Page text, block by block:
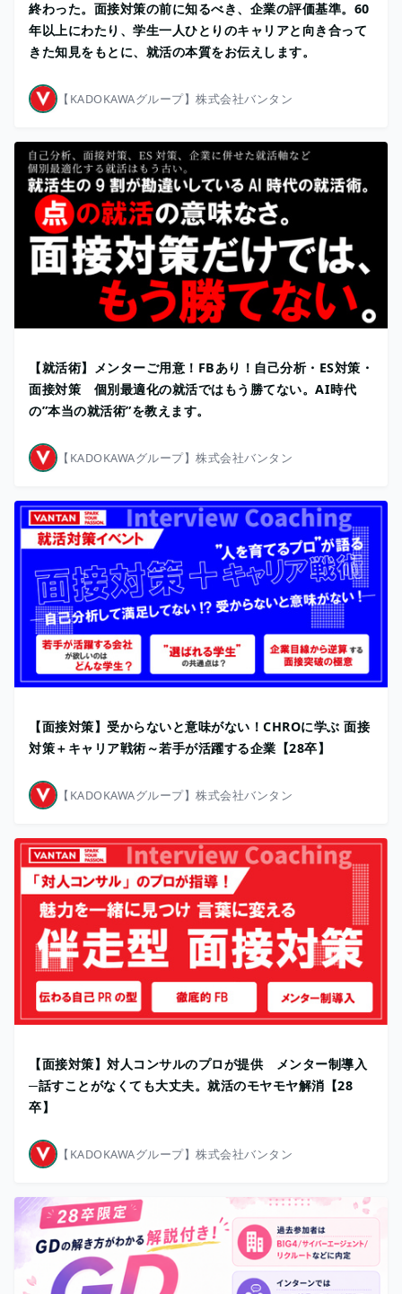
終わった。面接対策の前に知るべき、企業の評価基準。60
年以上にわたり、学生一人ひとりのキャリアと向き合って
きた知見をもとに、就活の本質をお伝えします。
【KADOKAWAグループ】株式会社バンタン
【就活術】メンターご用意！FBあり！自己分析・ES対策・
面接対策 個別最適化の就活ではもう勝てない。AI時代
の”本当の就活術”を教えます。
【KADOKAWAグループ】株式会社バンタン
【面接対策】受からないと意味がない！CHROに学ぶ 面接
対策＋キャリア戦術～若手が活躍する企業【28卒】
【KADOKAWAグループ】株式会社バンタン
【面接対策】対人コンサルのプロが提供 メンター制導入
─話すことがなくても大丈夫。就活のモヤモヤ解消【28
卒】
【KADOKAWAグループ】株式会社バンタン